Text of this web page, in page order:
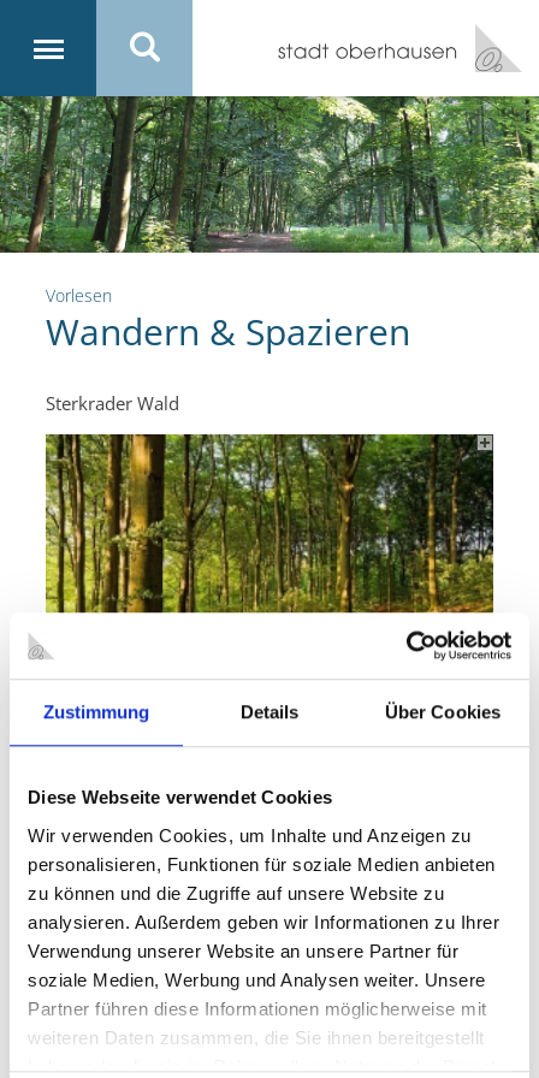
Zustimmung Details Über Cookies
Diese Webseite verwendet Cookies
Wir verwenden Cookies, um Inhalte und Anzeigen zu
personalisieren, Funktionen für soziale Medien anbieten
zu können und die Zugriffe auf unsere Website zu
analysieren. Außerdem geben wir Informationen zu Ihrer
Verwendung unserer Website an unsere Partner für
soziale Medien, Werbung und Analysen weiter. Unsere
Partner führen diese Informationen möglicherweise mit
weiteren Daten zusammen, die Sie ihnen bereitgestellt
Vorlesen
Wandern & Spazieren
Sterkrader Wald
Der Sterkrader Wald (Foto: Markus Eichelberg)
Altholzbestände aus über 160jährigen Rotbuchen sowie von
feuchten Eichen- und Hainbuchenwäldern. Diese dienen als
Lebensraum zahlreicher, zum Teil gefährdeter Tier- und
Pflanzengemeinschaften.
Das Naturschutzgebiet "Sterkrader Wald" wurde ausgewiesen
aufgrund seines wertvollen Torfmoos-Erlenbruchwaldes mit gut
ausgebildeten, seltenen und
gefährdeten Pflanzengesellschaften,